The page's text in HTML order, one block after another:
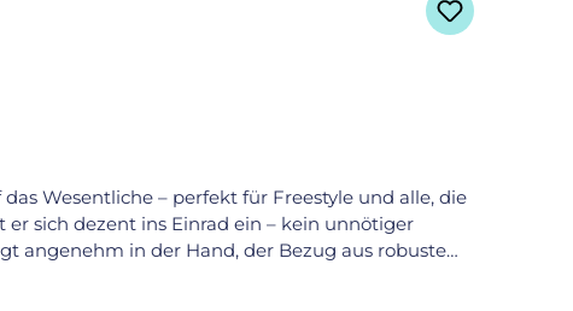
Wesentliche – perfekt für Freestyle und alle, die
sich dezent ins Einrad ein – kein unnötiger
angenehm in der Hand, der Bezug aus robustem